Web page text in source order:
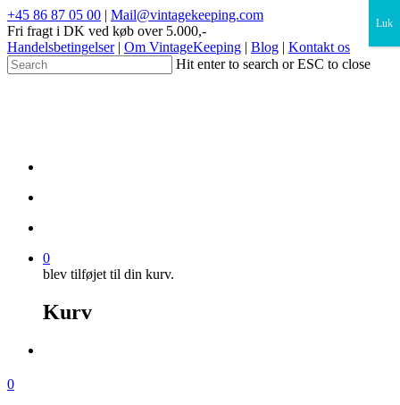
+45 86 87 05 00 | Mail@vintagekeeping.com
Fri fragt i DK ved køb over 5.000,-
Handelsbetingelser| Om VintageKeeping | Blog | Kontakt os
Hit enter to search or ESC to close
0
blev tilføjet til din kurv.
Kurv
0
×
Luk